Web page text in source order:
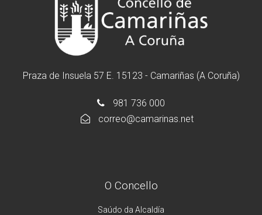
Praza de Insuela 57 E. 15123 - Camariñas (A Coruña)
981 736 000
correo@camarinas.net
O Concello
Saúdo da Alcaldía